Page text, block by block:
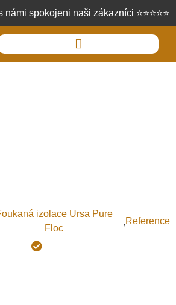
námi spokojeni naši zákazníci ⭐⭐⭐⭐⭐
izolace Ursa Pure
Floc
,Reference